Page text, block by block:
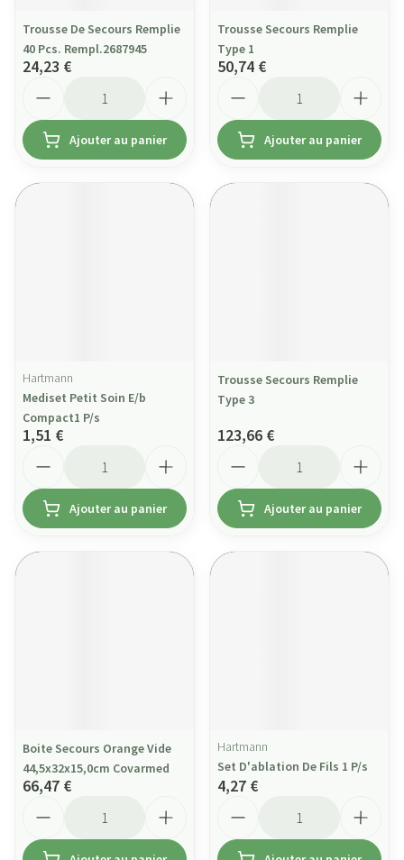
Trousse De Secours Remplie
40 Pcs. Rempl.2687945
24,23 €
Ajouter au panier
Trousse Secours Remplie
Type 1
50,74 €
Ajouter au panier
Hartmann
Mediset Petit Soin E/b
Compact1 P/s
1,51 €
Ajouter au panier
Trousse Secours Remplie
Type 3
123,66 €
Ajouter au panier
Boite Secours Orange Vide
44,5x32x15,0cm Covarmed
66,47 €
Hartmann
Set D'ablation De Fils 1 P/s
4,27 €